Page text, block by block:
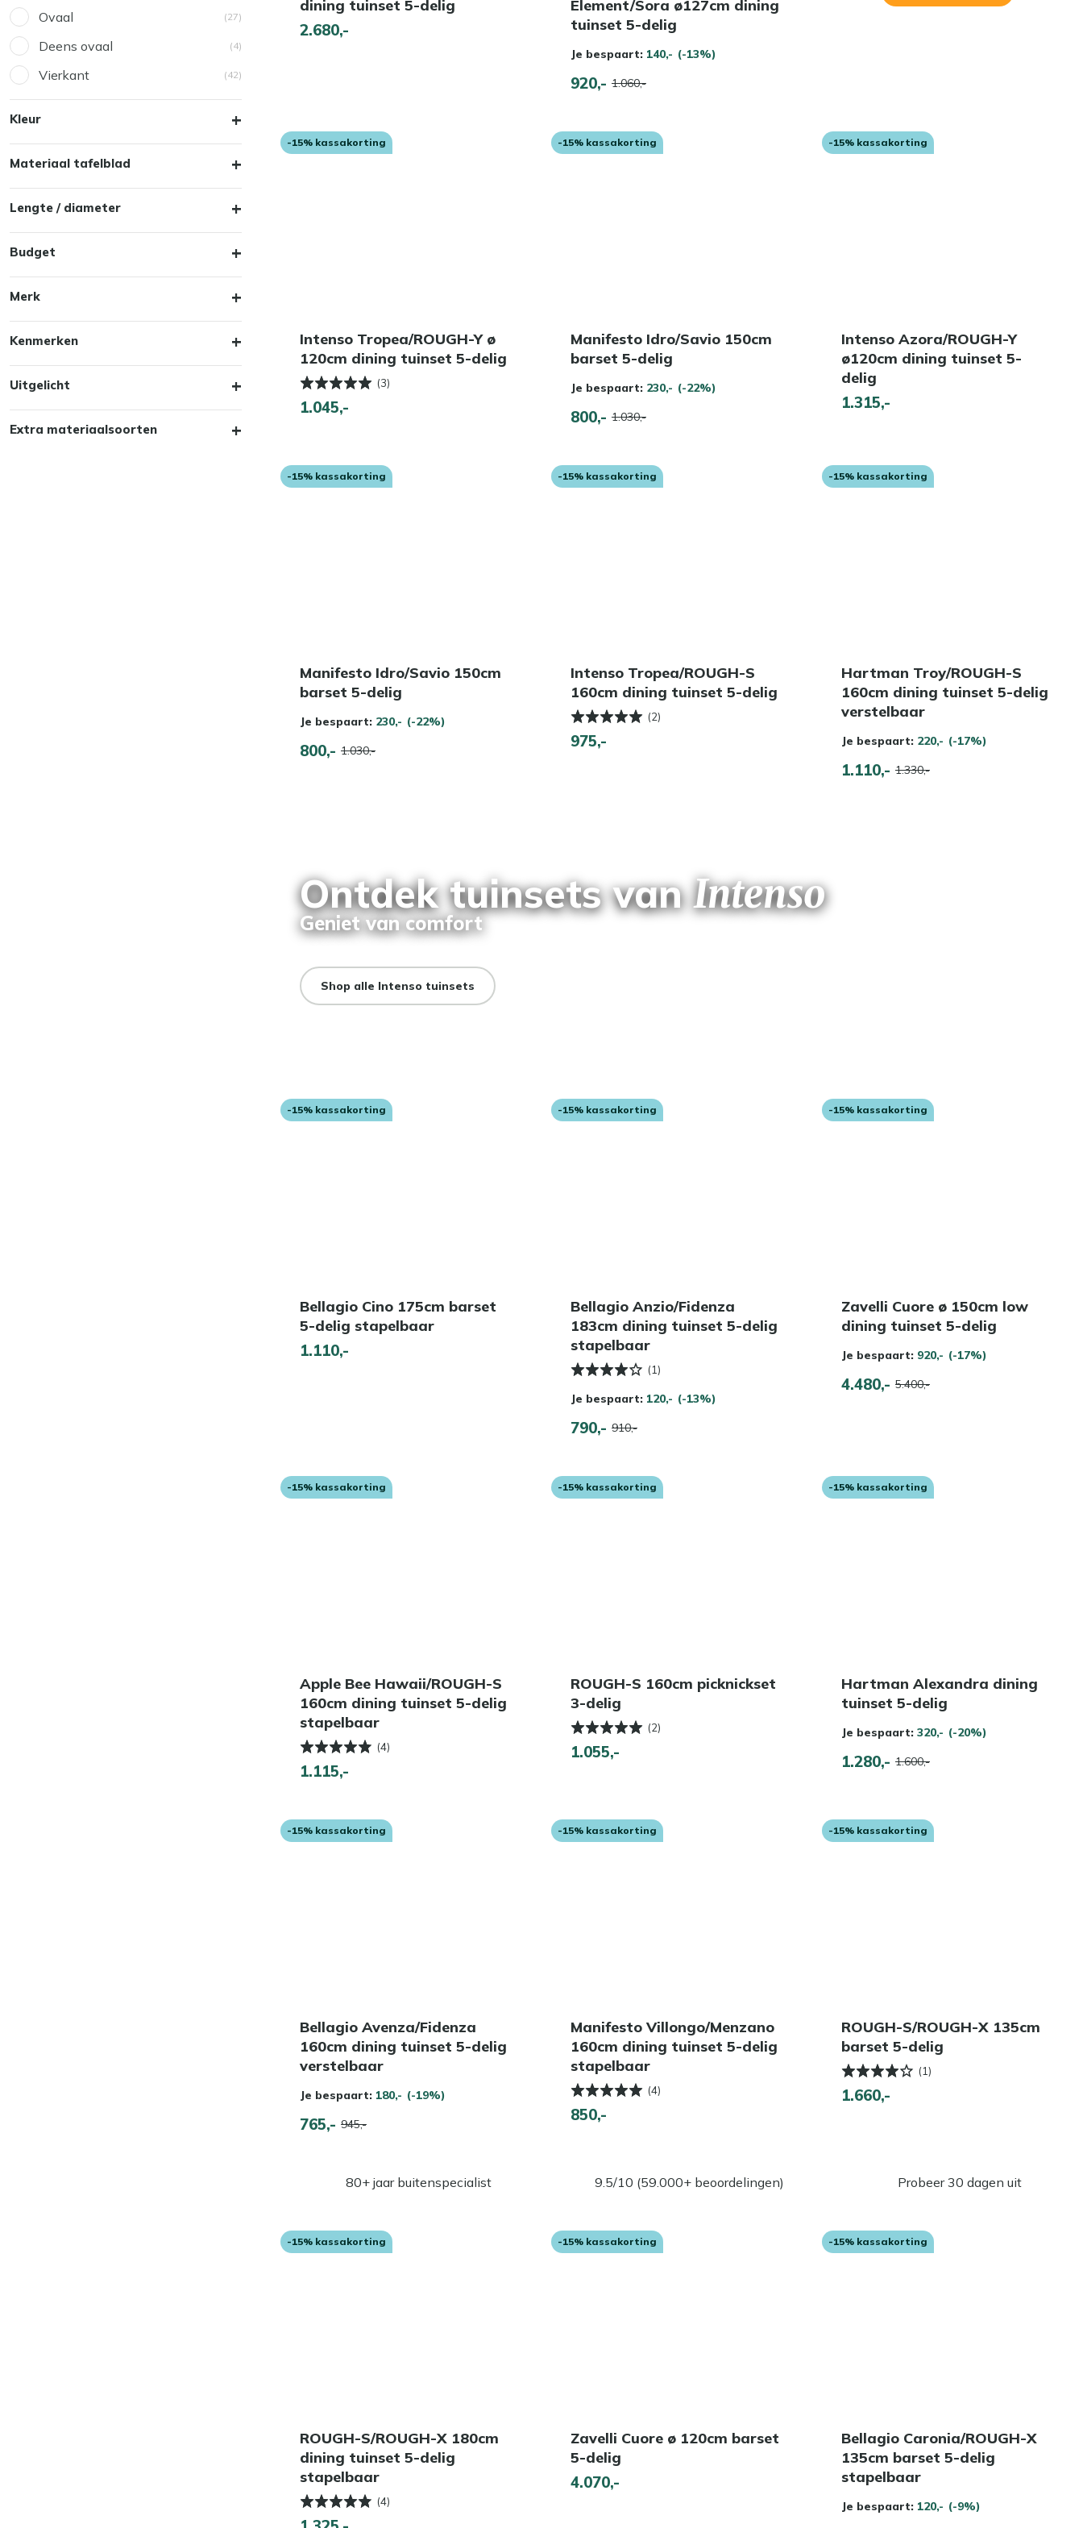
Ovaal (27)
Deens ovaal (4)
Vierkant (42)
Kleur
Materiaal tafelblad
Lengte / diameter
Budget
Merk
Kenmerken
Uitgelicht
Extra materiaalsoorten
dining tuinset 5-delig
2.680,-
Element/Sora ø127cm dining
tuinset 5-delig
Je bespaart: 140,- (-13%)
920,- 1.060,-
-15% kassakorting
Intenso Tropea/ROUGH-Y ø
120cm dining tuinset 5-delig
(3)
1.045,-
-15% kassakorting
Manifesto Idro/Savio 150cm
barset 5-delig
Je bespaart: 230,- (-22%)
800,- 1.030,-
-15% kassakorting
Intenso Azora/ROUGH-Y
ø120cm dining tuinset 5-
delig
1.315,-
-15% kassakorting
Manifesto Idro/Savio 150cm
barset 5-delig
Je bespaart: 230,- (-22%)
800,- 1.030,-
-15% kassakorting
Intenso Tropea/ROUGH-S
160cm dining tuinset 5-delig
(2)
975,-
-15% kassakorting
Hartman Troy/ROUGH-S
160cm dining tuinset 5-delig
verstelbaar
Je bespaart: 220,- (-17%)
1.110,- 1.330,-
Ontdek tuinsets vanIntenso
Geniet van comfort
Shop alle Intenso tuinsets
-15% kassakorting
Bellagio Cino 175cm barset
5-delig stapelbaar
1.110,-
-15% kassakorting
Bellagio Anzio/Fidenza
183cm dining tuinset 5-delig
stapelbaar
(1)
Je bespaart: 120,- (-13%)
790,- 910,-
-15% kassakorting
Zavelli Cuore ø 150cm low
dining tuinset 5-delig
Je bespaart: 920,- (-17%)
4.480,- 5.400,-
-15% kassakorting
Apple Bee Hawaii/ROUGH-S
160cm dining tuinset 5-delig
stapelbaar
(4)
1.115,-
-15% kassakorting
ROUGH-S 160cm picknickset
3-delig
(2)
1.055,-
-15% kassakorting
Hartman Alexandra dining
tuinset 5-delig
Je bespaart: 320,- (-20%)
1.280,- 1.600,-
-15% kassakorting
Bellagio Avenza/Fidenza
160cm dining tuinset 5-delig
verstelbaar
Je bespaart: 180,- (-19%)
765,- 945,-
-15% kassakorting
Manifesto Villongo/Menzano
160cm dining tuinset 5-delig
stapelbaar
(4)
850,-
-15% kassakorting
ROUGH-S/ROUGH-X 135cm
barset 5-delig
(1)
1.660,-
80+ jaar buitenspecialist 9.5/10 (59.000+ beoordelingen) Probeer 30 dagen uit
-15% kassakorting
ROUGH-S/ROUGH-X 180cm
dining tuinset 5-delig
stapelbaar
(4)
-15% kassakorting
Zavelli Cuore ø 120cm barset
5-delig
4.070,-
-15% kassakorting
Bellagio Caronia/ROUGH-X
135cm barset 5-delig
stapelbaar
Je bespaart: 120,- (-9%)